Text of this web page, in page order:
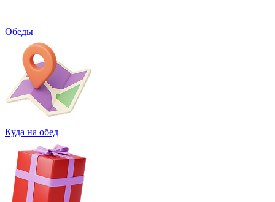
Обеды
Куда на обед